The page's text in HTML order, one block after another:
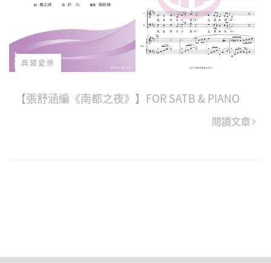
典藏愛樂
【張舒涵編《南都之夜》】FOR SATB & PIANO
閱讀文章